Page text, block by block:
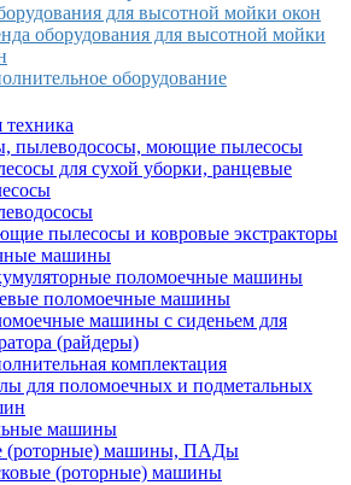
для высотной мойки окон
оборудования для высотной мойки
оборудование
техника
пылеводососы, моющие пылесосы
для сухой уборки, ранцевые
пылесосы и ковровые экстракторы
машины
поломоечные машины
поломоечные машины
машины с сиденьем для
(райдеры)
комплектация
для поломоечных и подметальных
машины
(роторные) машины, ПАДы
(роторные) машины